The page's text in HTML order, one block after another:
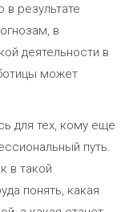
результате
в
деятельности в
может
для тех, кому еще
путь.
в такой
понять, какая